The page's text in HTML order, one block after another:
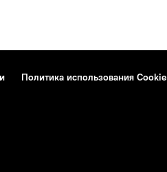
Политика использования Cookie